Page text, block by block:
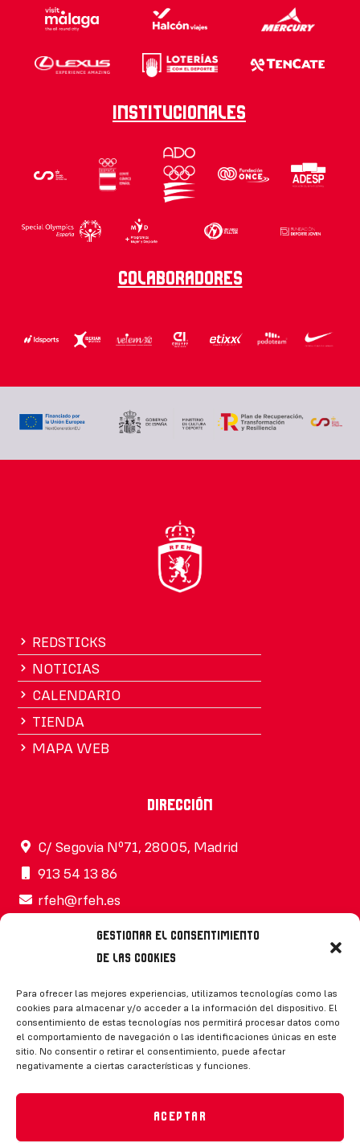
Gestionar el consentimiento
de las cookies
Para ofrecer las mejores experiencias, utilizamos tecnologías como las
cookies para almacenar y/o acceder a la información del dispositivo. El
consentimiento de estas tecnologías nos permitirá procesar datos como
el comportamiento de navegación o las identificaciones únicas en este
sitio. No consentir o retirar el consentimiento, puede afectar
negativamente a ciertas características y funciones.
Aceptar
Institucionales
Colaboradores
REDSTICKS
NOTICIAS
CALENDARIO
TIENDA
MAPA WEB
Dirección
C/ Segovia Nº71, 28005, Madrid
913 54 13 86
rfeh@rfeh.es
Síguenos